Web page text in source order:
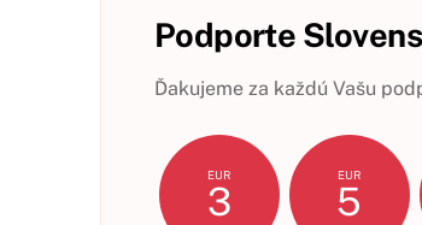
Podporte
Ďakujeme za každú Vašu
EUR
3
EUR
5